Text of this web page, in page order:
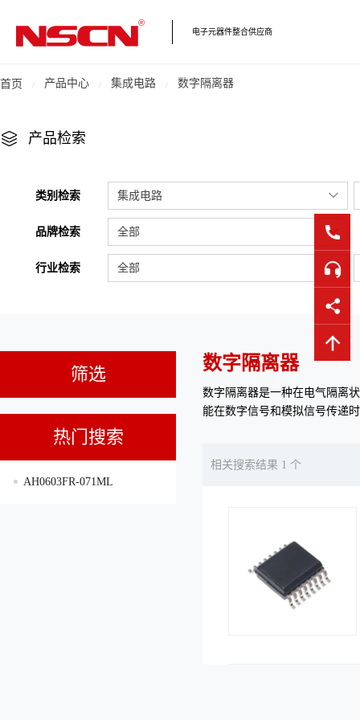
电子元器件整合供应商
首页 产品中心 集成电路 数字隔离器
产品检索
类别检索 集成电路
品牌检索 全部
行业检索 全部
筛选
热门搜索
AH0603FR-071ML
数字隔离器
数字隔离器是一种在电气隔离
能在数字信号和模拟信号传递
相关搜索结果 1 个